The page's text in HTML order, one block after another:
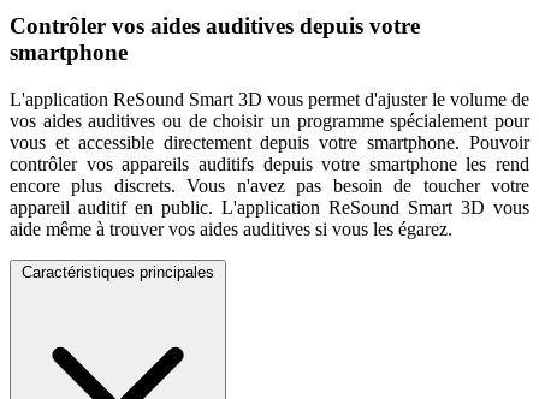
Contrôler vos aides auditives depuis votre
smartphone
L'application ReSound Smart 3D vous permet d'ajuster le volume de
vos aides auditives ou de choisir un programme spécialement pour
vous et accessible directement depuis votre smartphone. Pouvoir
contrôler vos appareils auditifs depuis votre smartphone les rend
encore plus discrets. Vous n'avez pas besoin de toucher votre
appareil auditif en public. L'application ReSound Smart 3D vous
aide même à trouver vos aides auditives si vous les égarez.
Caractéristiques principales